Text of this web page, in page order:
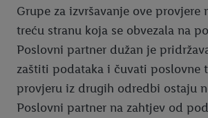
Grupe za izvršavanje ove
treću stranu koja se obvezala na
Poslovni partner dužan je
zaštiti podataka i čuvati poslovne
provjeru iz drugih odredbi ostaju
Poslovni partner na zahtjev od